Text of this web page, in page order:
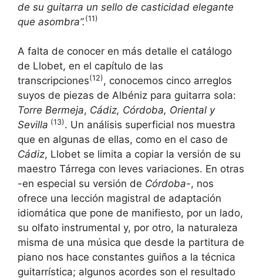
de su guitarra un sello de casticidad elegante
que asombra”. (11)
A falta de conocer en más detalle el catálogo
de Llobet, en el capítulo de las
transcripciones(12), conocemos cinco arreglos
suyos de piezas de Albéniz para guitarra sola:
Torre Bermeja, Cádiz, Córdoba, Oriental y
Sevilla (13). Un análisis superficial nos muestra
que en algunas de ellas, como en el caso de
Cádiz, Llobet se limita a copiar la versión de su
maestro Tárrega con leves variaciones. En otras
-en especial su versión de Córdoba-, nos
ofrece una lección magistral de adaptación
idiomática que pone de manifiesto, por un lado,
su olfato instrumental y, por otro, la naturaleza
misma de una música que desde la partitura de
piano nos hace constantes guiños a la técnica
guitarrística; algunos acordes son el resultado